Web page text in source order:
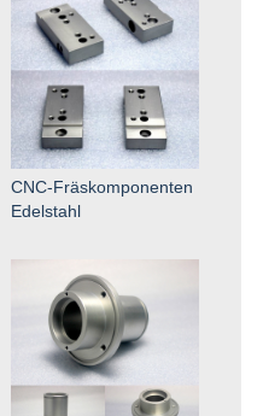
CNC-Fräskomponenten
Edelstahl